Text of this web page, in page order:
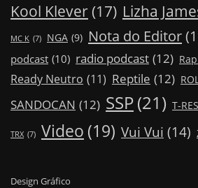
Kool Klever (17) Lizha
MC K (7) NGA (9) Nota do Editor
podcast (10) radio podcast (12)
Ready Neutro (11) Reptile (12)
SANDOCAN (12) SSP(21) T-
TRX (7) Video (19) Vui Vui (14)
Design Gráfico